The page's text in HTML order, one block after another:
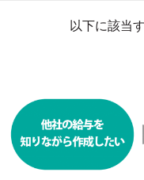
以下に該当